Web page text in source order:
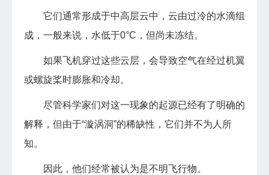
它们通常形成于中高层云中，云由过冷的水滴组
成，一般来说，水低于0°C，但尚未冻结。
如果飞机穿过这些云层，会导致空气在经过机翼
或螺旋桨时膨胀和冷却。
尽管科学家们对这一现象的起源已经有了明确的
解释，但由于“漩涡洞”的稀缺性，它们并不为人所
知。
因此，他们经常被认为是不明飞行物。